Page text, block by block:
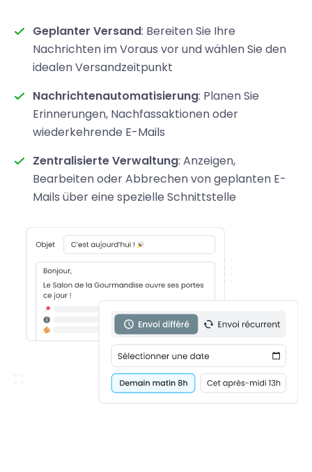
Geplanter Versand: Bereiten Sie Ihre
Nachrichten im Voraus vor und wählen Sie den
idealen Versandzeitpunkt
Nachrichtenautomatisierung: Planen Sie
Erinnerungen, Nachfassaktionen oder
wiederkehrende E-Mails
Zentralisierte Verwaltung: Anzeigen,
Bearbeiten oder Abbrechen von geplanten E-
Mails über eine spezielle Schnittstelle